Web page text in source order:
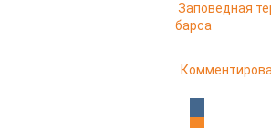
Заповедная
барса